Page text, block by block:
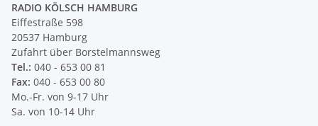
RADIO KÖLSCH HAMBURG
Eiffestraße 598
20537 Hamburg
Zufahrt über Borstelmannsweg
Tel.: 040 - 653 00 81
Fax: 040 - 653 00 80
Mo.-Fr. von 9-17 Uhr
Sa. von 10-14 Uhr